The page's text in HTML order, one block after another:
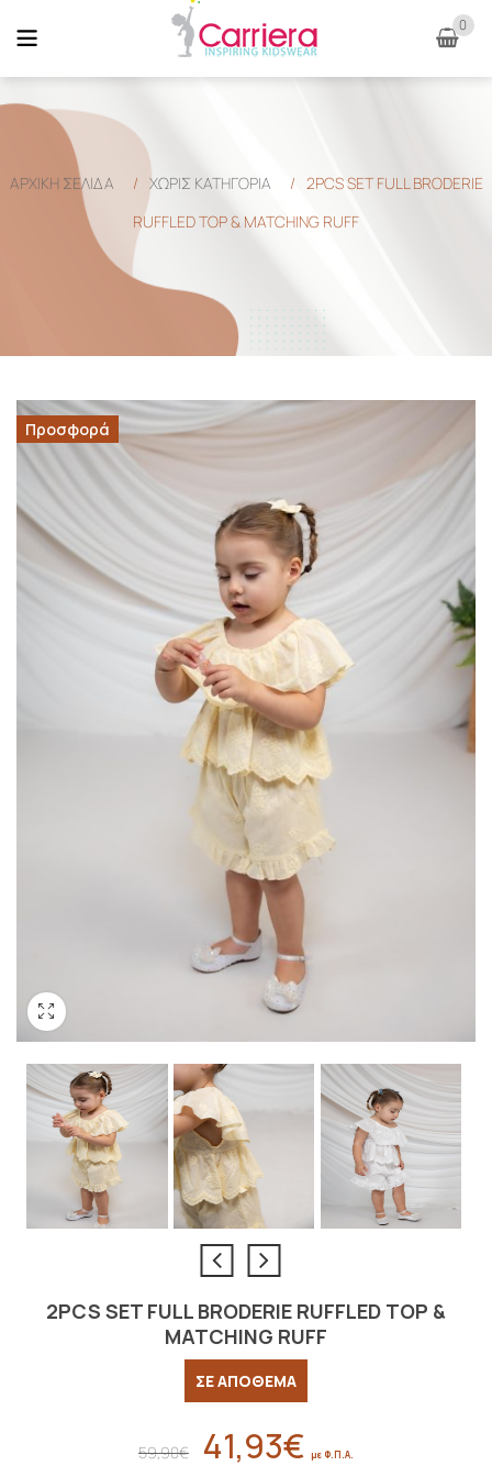
0
ΑΡΧΙΚΉ ΣΕΛΊΔΑ / ΧΩΡΊΣ ΚΑΤΗΓΟΡΊΑ / 2PCS SET FULL BRODERIE
RUFFLED TOP & MATCHING RUFF
Προσφορά
2PCS SET FULL BRODERIE RUFFLED TOP &
MATCHING RUFF
ΣΕ ΑΠΟΘΕΜΑ
59,90€
Original
41,93€ με Φ.Π.Α.